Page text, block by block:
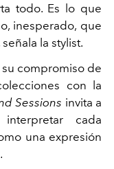
todo. Es lo que
inesperado, que
señala la stylist.
su compromiso de
con la
Sessions invita a
cada
una expresión